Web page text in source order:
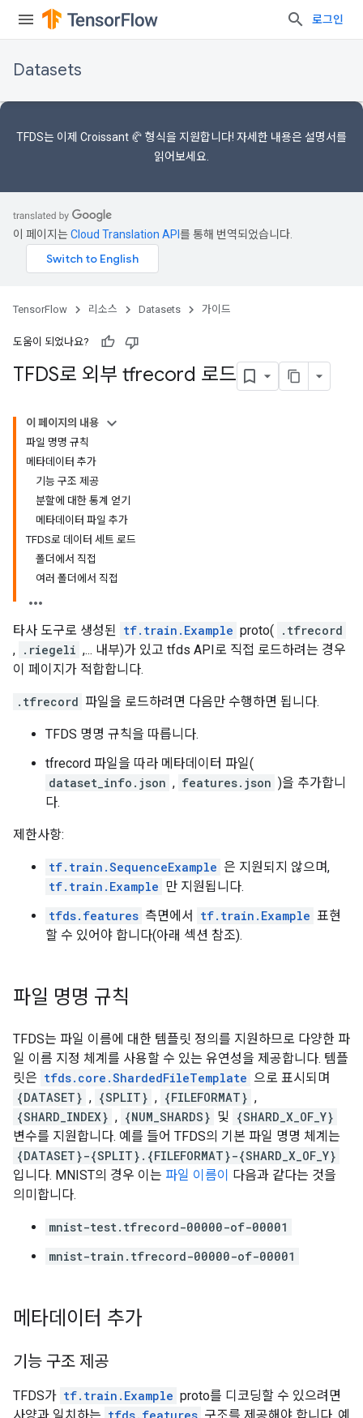
로그인
Datasets
TFDS는 이제 Croissant 🥐 형식을 지원합니다! 자세한 내용은 설명서를
읽어보세요.
이 페이지는Cloud Translation API 를 통해 번역되었습니다.
TensorFlow 리소스 Datasets 가이드
도움이 되었나요?
TFDS로 외부 tfrecord 로드
이 페이지의 내용
파일 명명 규칙
메타데이터 추가
기능 구조 제공
분할에 대한 통계 얻기
메타데이터 파일 추가
TFDS로 데이터 세트 로드
폴더에서 직접
여러 폴더에서 직접
타사 도구로 생성된 tf.train.Example proto( .tfrecord
, .riegeli ,... 내부)가 있고 tfds API로 직접 로드하려는 경우
이 페이지가 적합합니다.
.tfrecord 파일을 로드하려면 다음만 수행하면 됩니다.
TFDS 명명 규칙을 따릅니다.
tfrecord 파일을 따라 메타데이터 파일(
dataset_info.json , features.json )을 추가합니
다.
제한사항:
tf.train.SequenceExample 은 지원되지 않으며,
tf.train.Example 만 지원됩니다.
tfds.features 측면에서 tf.train.Example 표현
할 수 있어야 합니다(아래 섹션 참조).
파일 명명 규칙
TFDS는 파일 이름에 대한 템플릿 정의를 지원하므로 다양한 파
일 이름 지정 체계를 사용할 수 있는 유연성을 제공합니다. 템플
릿은 tfds.core.ShardedFileTemplate 으로 표시되며
{DATASET} , {SPLIT} , {FILEFORMAT} ,
{SHARD_INDEX} , {NUM_SHARDS} 및
{SHARD_X_OF_Y}
변수를 지원합니다. 예를 들어 TFDS의 기본 파일 명명 체계는
{DATASET}-{SPLIT}.{FILEFORMAT}-{SHARD_X_OF_Y}
입니다. MNIST의 경우 이는 파일 이름이 다음과 같다는 것을
의미합니다.
mnist-test.tfrecord-00000-of-00001
mnist-train.tfrecord-00000-of-00001
메타데이터 추가
기능 구조 제공
TFDS가 tf.train.Example proto를 디코딩할 수 있으려면